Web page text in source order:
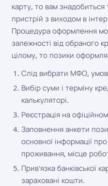
карту, то вам знадобиться
пристрій з виходом в
Процедура оформлення
залежності від обраного
цілому, то позики
Слід вибрати МФО,
Вибір суми і терміну
калькуляторі.
Реєстрація на
Заповнення анкети
основної інформації
проживання, місце
Прив'язка банківської
зараховані кошти.